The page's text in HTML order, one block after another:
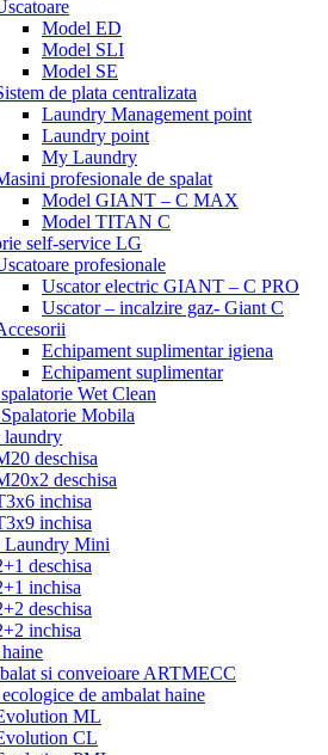
Model ED
Model SLI
Model SE
de plata centralizata
Laundry Management point
Laundry point
My Laundry
profesionale de spalat
Model GIANT – C MAX
Model TITAN C
self-service LG
profesionale
Uscator electric GIANT – C PRO
Uscator – incalzire gaz- Giant C
Echipament suplimentar igiena
Echipament suplimentar
Wet Clean
Mobila
deschisa
deschisa
inchisa
inchisa
Laundry Mini
deschisa
inchisa
deschisa
inchisa
si conveioare ARTMECC
de ambalat haine
ML
CL